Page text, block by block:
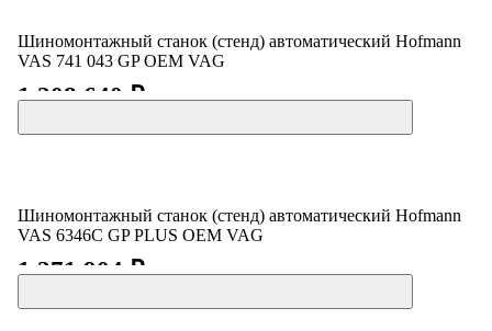
Шиномонтажный станок (стенд) автоматический Hofmann
VAS 741 043 GP OEM VAG
1 208 640 ₽
Шиномонтажный станок (стенд) автоматический Hofmann
VAS 6346C GP PLUS OEM VAG
1 271 904 ₽